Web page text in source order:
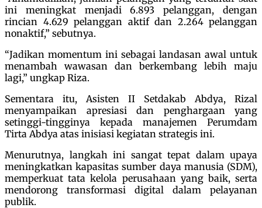
ini meningkat menjadi 6.893 pelanggan, dengan
rincian 4.629 pelanggan aktif dan 2.264 pelanggan
nonaktif,” sebutnya.
“Jadikan momentum ini sebagai landasan awal untuk
menambah wawasan dan berkembang lebih maju
lagi,” ungkap Riza.
Sementara itu, Asisten II Setdakab Abdya, Rizal
menyampaikan apresiasi dan penghargaan yang
setinggi-tingginya kepada manajemen Perumdam
Tirta Abdya atas inisiasi kegiatan strategis ini.
Menurutnya, langkah ini sangat tepat dalam upaya
meningkatkan kapasitas sumber daya manusia (SDM),
memperkuat tata kelola perusahaan yang baik, serta
mendorong transformasi digital dalam pelayanan
publik.